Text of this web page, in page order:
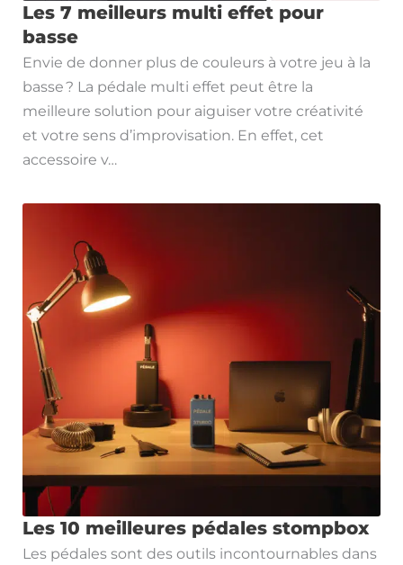
Les 7 meilleurs multi effet pour
basse
Envie de donner plus de couleurs à votre jeu à la
basse ? La pédale multi effet peut être la
meilleure solution pour aiguiser votre créativité
et votre sens d’improvisation. En effet, cet
accessoire v…
Les 10 meilleures pédales stompbox
Les pédales sont des outils incontournables dans